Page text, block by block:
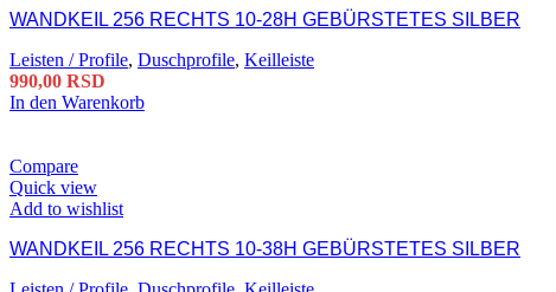
WANDKEIL 256 RECHTS 10-28H GEBÜRSTETES SILBER
Leisten / Profile, Duschprofile, Keilleiste
990,00 RSD
In den Warenkorb
Compare
Quick view
Add to wishlist
WANDKEIL 256 RECHTS 10-38H GEBÜRSTETES SILBER